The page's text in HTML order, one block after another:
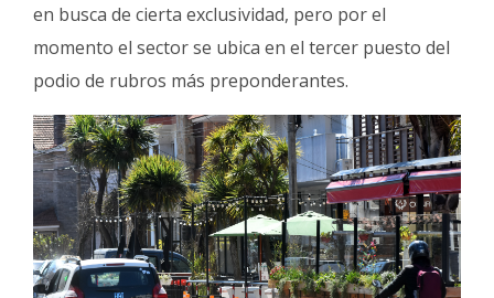
en busca de cierta exclusividad, pero por el
momento el sector se ubica en el tercer puesto del
podio de rubros más preponderantes.